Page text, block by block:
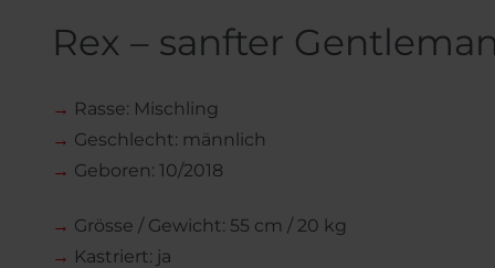
Rex – sanfter
→ Rasse: Mischling
→ Geschlecht: männlich
→ Geboren: 10/2018
→ Grösse / Gewicht: 55 cm / 20 kg
→ Kastriert: ja